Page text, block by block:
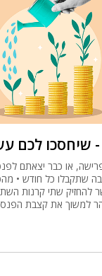
שיחסכו לכם
או כבר יצאתם
שתקבלו כל חודש •
להחזיק שתי קרנות
למשוך את קצבת